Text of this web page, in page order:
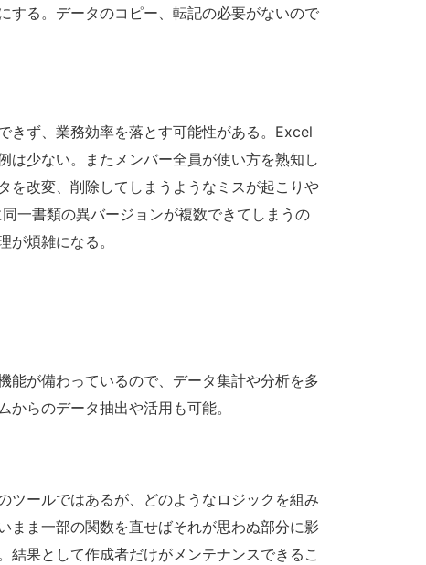
する。データのコピー、転記の必要がないので
ず、業務効率を落とす可能性がある。Excel
は少ない。またメンバー全員が使い方を熟知し
を改変、削除してしまうようなミスが起こりや
一書類の異バージョンが複数できてしまうの
煩雑になる。
が備わっているので、データ集計や分析を多
らのデータ抽出や活用も可能。
ールではあるが、どのようなロジックを組み
まま一部の関数を直せばそれが思わぬ部分に影
結果として作成者だけがメンテナンスできるこ